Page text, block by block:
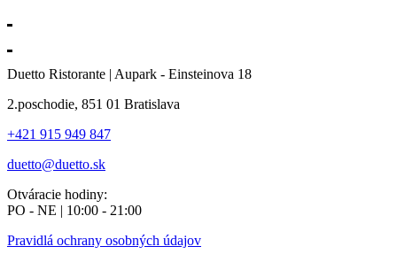
Duetto Ristorante | Aupark - Einsteinova 18
2.poschodie, 851 01 Bratislava
+421 915 949 847
duetto@duetto.sk
Otváracie hodiny:
PO - NE | 10:00 - 21:00
Pravidlá ochrany osobných údajov